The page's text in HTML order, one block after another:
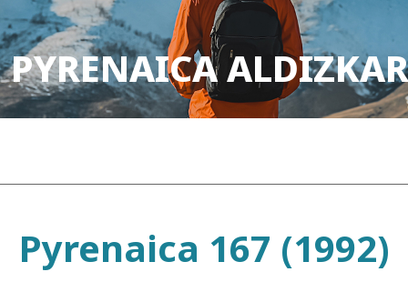
PYRENAICA
Pyrenaica 167 (1992)